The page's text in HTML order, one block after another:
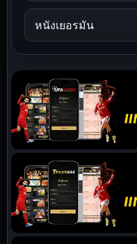
หนังเยอรมัน